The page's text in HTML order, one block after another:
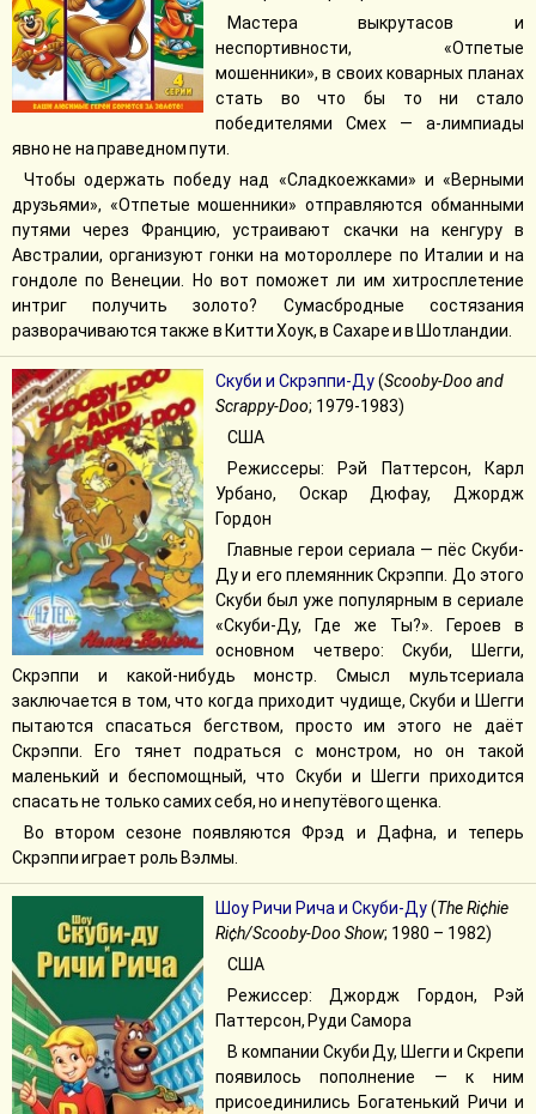
Мастера выкрутасов и
неспортивности, «Отпетые
мошенники», в своих коварных планах
стать во что бы то ни стало
победителями Смех — а-лимпиады
явно не на праведном пути.
Чтобы одержать победу над «Сладкоежками» и «Верными
друзьями», «Отпетые мошенники» отправляются обманными
путями через Францию, устраивают скачки на кенгуру в
Австралии, организуют гонки на мотороллере по Италии и на
гондоле по Венеции. Но вот поможет ли им хитросплетение
интриг получить золото? Сумасбродные состязания
разворачиваются также в Китти Хоук, в Сахаре и в Шотландии.
Скуби и Скрэппи-Ду(Scooby-Doo and
Scrappy-Doo; 1979-1983)
США
Режиссеры: Рэй Паттерсон, Карл
Урбано, Оскар Дюфау, Джордж
Гордон
Главные герои сериала — пёс Скуби-
Ду и его племянник Скрэппи. До этого
Скуби был уже популярным в сериале
«Скуби-Ду, Где же Ты?». Героев в
основном четверо: Скуби, Шегги,
Скрэппи и какой-нибудь монстр. Смысл мультсериала
заключается в том, что когда приходит чудище, Скуби и Шегги
пытаются спасаться бегством, просто им этого не даёт
Скрэппи. Его тянет подраться с монстром, но он такой
маленький и беспомощный, что Скуби и Шегги приходится
спасать не только самих себя, но и непутёвого щенка.
Во втором сезоне появляются Фрэд и Дафна, и теперь
Скрэппи играет роль Вэлмы.
Шоу Ричи Рича и Скуби-Ду(The Ri¢hie
Ri¢h/Scooby-Doo Show; 1980 – 1982)
США
Режиссер: Джордж Гордон, Рэй
Паттерсон, Руди Самора
В компании Скуби Ду, Шегги и Скрепи
появилось пополнение — к ним
присоединились Богатенький Ричи и